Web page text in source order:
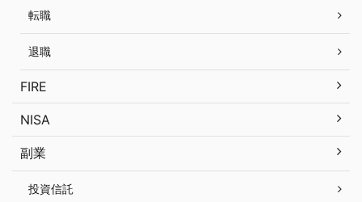
転職
退職
FIRE
NISA
副業
投資信託